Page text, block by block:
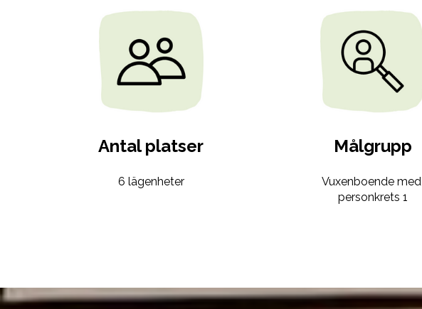
Antal platser
6 lägenheter
Målgrupp
Vuxenboende med
personkrets 1